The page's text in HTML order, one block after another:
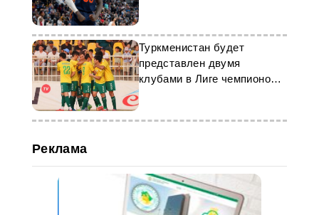
Туркменистан будет
представлен двумя
клубами в Лиге чемпионов
АФК-2
Реклама